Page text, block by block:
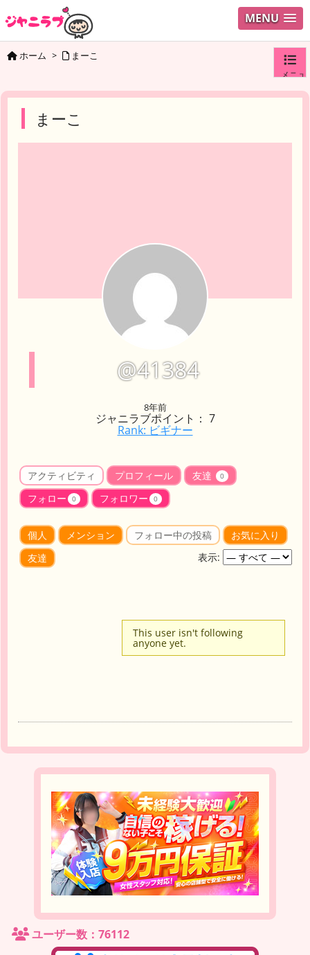
MENU
メニュ
ホーム > まーこ
まーこ
@41384
8年前
ジャニラブポイント： 7
Rank: ビギナー
アクティビティ プロフィール 友達 0
フォロー 0 フォロワー 0
個人 メンション フォロー中の投稿
お気に入り
友達
表示:
This user isn't following
anyone yet.
ユーザー数：76112